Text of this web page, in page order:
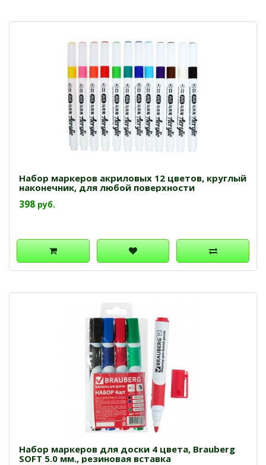
Набор маркеров акриловых 12 цветов, круглый
наконечник, для любой поверхности
398 руб.
Набор маркеров для доски 4 цвета, Brauberg
SOFT 5.0 мм., резиновая вставка